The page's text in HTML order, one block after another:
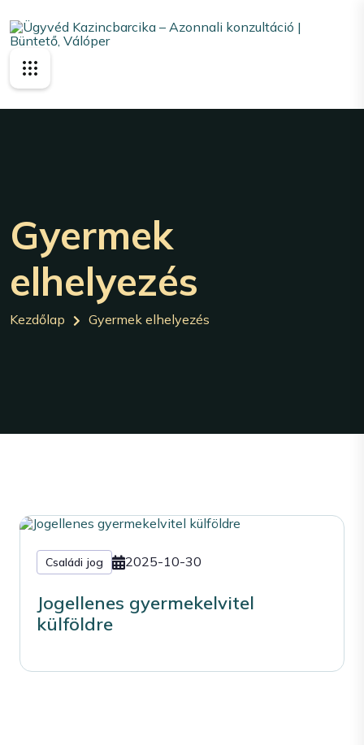
Gyermek
elhelyezés
Kezdőlap Gyermek elhelyezés
Családi jog 2025-10-30
Jogellenes gyermekelvitel
külföldre